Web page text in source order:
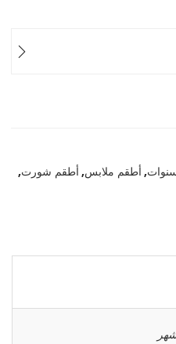
, أطقم ملابس, أطقم شورت,